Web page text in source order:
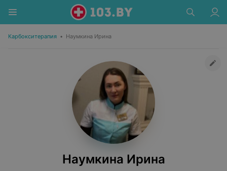
Карбокситерапия • Наумкина Ирина
Наумкина Ирина